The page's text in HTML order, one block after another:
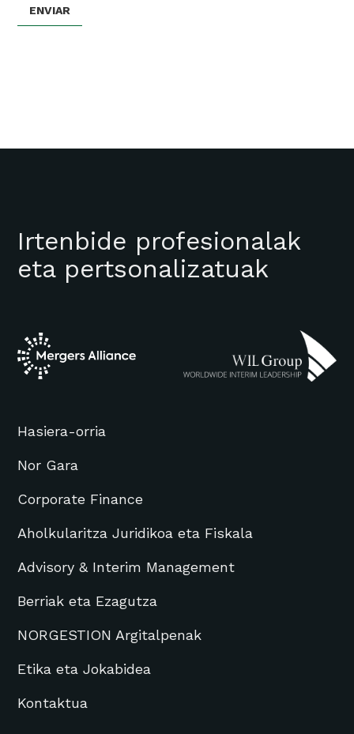
Irtenbide profesionalak
eta pertsonalizatuak
Hasiera-orria
Nor Gara
Corporate Finance
Aholkularitza Juridikoa eta Fiskala
Advisory & Interim Management
Berriak eta Ezagutza
NORGESTION Argitalpenak
Etika eta Jokabidea
Kontaktua